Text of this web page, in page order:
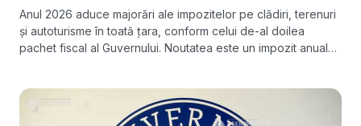
Anul 2026 aduce majorări ale impozitelor pe clădiri, terenuri
și autoturisme în toată țara, conform celui de-al doilea
pachet fiscal al Guvernului. Noutatea este un impozit anual